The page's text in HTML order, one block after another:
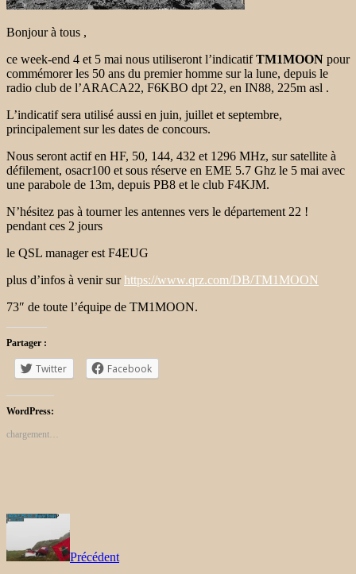
Bonjour à tous ,
ce week-end 4 et 5 mai nous utiliseront l’indicatifTM1MOON pour
commémorer les 50 ans du premier homme sur la lune, depuis le
radio club de l’ARACA22, F6KBO dpt 22, en IN88, 225m asl .
L’indicatif sera utilisé aussi en juin, juillet et septembre,
principalement sur les dates de concours.
Nous seront actif en HF, 50, 144, 432 et 1296 MHz, sur satellite à
défilement, osacr100 et sous réserve en EME 5.7 Ghz le 5 mai avec
une parabole de 13m, depuis PB8 et le club F4KJM.
N’hésitez pas à tourner les antennes vers le département 22 !
pendant ces 2 jours
le QSL manager est F4EUG
plus d’infos à venir surhttps://www.qrz.com/DB/TM1MOON
73″ de toute l’équipe de TM1MOON.
Partager :
Twitter Facebook
WordPress:
chargement…
Précédent